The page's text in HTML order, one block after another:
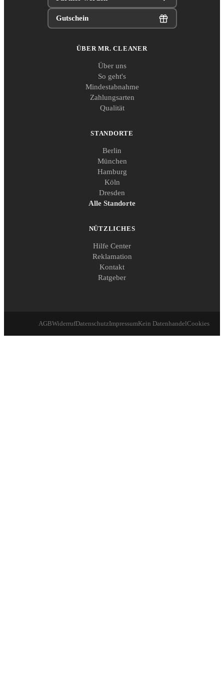
Gutschein
ÜBER MR. CLEANER
Über uns
So geht's
Mindestabnahme
Zahlungsarten
Qualität
STANDORTE
Berlin
München
Hamburg
Köln
Dresden
Alle Standorte
NÜTZLICHES
Hilfe Center
Reklamation
Kontakt
Ratgeber
AGBWiderrufDatenschutzImpressumKein DatenhandelCookies